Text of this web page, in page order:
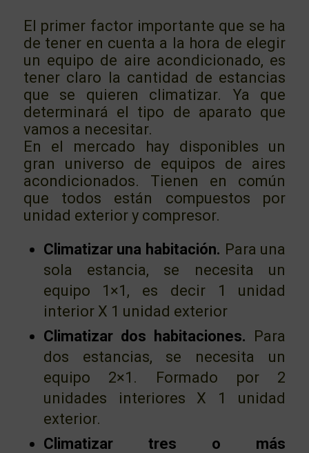
El primer factor importante que se ha
de tener en cuenta a la hora de elegir
un equipo de aire acondicionado, es
tener claro la cantidad de estancias
que se quieren climatizar. Ya que
determinará el tipo de aparato que
vamos a necesitar.
En el mercado hay disponibles un
gran universo de equipos de aires
acondicionados. Tienen en común
que todos están compuestos por
unidad exterior y compresor.
Climatizar una habitación. Para una
sola estancia, se necesita un
equipo 1×1, es decir 1 unidad
interior X 1 unidad exterior
Climatizar dos habitaciones. Para
dos estancias, se necesita un
equipo 2×1. Formado por 2
unidades interiores X 1 unidad
exterior.
Climatizar tres o más